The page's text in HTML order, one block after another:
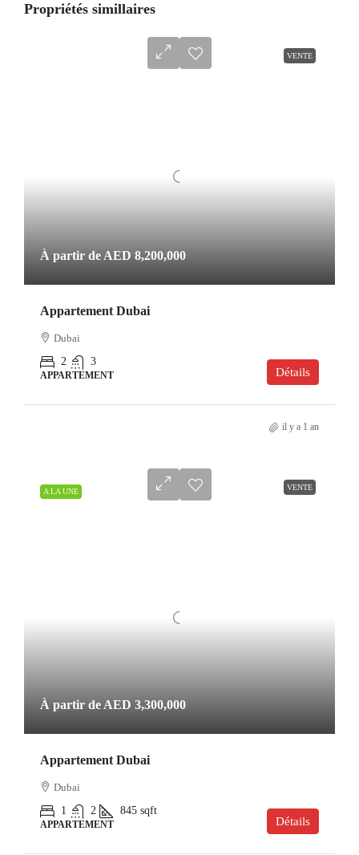
Propriétés simillaires
VENTE
À partir de AED 8,200,000
Appartement Dubai
Dubai
2
3
APPARTEMENT Détails
il y a 1 an
A LA UNE VENTE
À partir de AED 3,300,000
Appartement Dubai
Dubai
1
2 845 sqft
APPARTEMENT Détails